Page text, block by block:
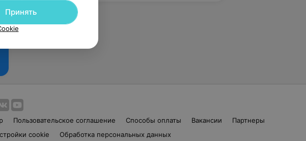
Пользовательское соглашение Способы оплаты Вакансии
Партнеры
cookie Обработка персональных данных
Принять